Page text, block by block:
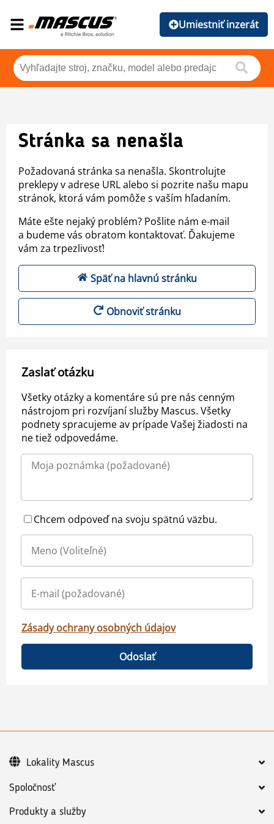
Umiestniť inzerát
Stránka sa nenašla
Požadovaná stránka sa nenašla. Skontrolujte
preklepy v adrese URL alebo si pozrite našu mapu
stránok, ktorá vám pomôže s vaším hľadaním.
Máte ešte nejaký problém? Pošlite nám e-mail
a budeme vás obratom kontaktovať. Ďakujeme
vám za trpezlivosť!
Späť na hlavnú stránku
Obnoviť stránku
Zaslať otázku
Všetky otázky a komentáre sú pre nás cenným
nástrojom pri rozvíjaní služby Mascus. Všetky
podnety spracujeme av prípade Vašej žiadosti na
ne tiež odpovedáme.
Chcem odpoveď na svoju spätnú väzbu.
Zásady ochrany osobných údajov
Odoslať
Spoločnosť
Produkty a služby
Lokality Mascus